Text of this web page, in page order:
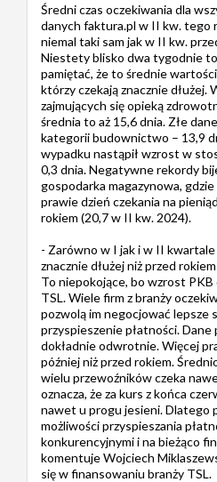
Średni czas oczekiwania dla
danych faktura.pl w II kw. tego
niemal taki sam jak w II kw.
Niestety blisko dwa tygodnie
pamiętać, że to średnie
którzy czekają znacznie dłużej.
zajmujących się opieką
średnia to aż 15,6 dnia. Złe
kategorii budownictwo – 13,9
wypadku nastąpił wzrost w
0,3 dnia. Negatywne rekordy
gospodarka magazynowa,
prawie dzień czekania na
rokiem (20,7 w II kw. 2024).
- Zarówno w I jak i w II
znacznie dłużej niż przed
To niepokojące, bo wzrost PKB
TSL. Wiele firm z branży
pozwolą im negocjować lepsze
przyspieszenie płatności. Dane
dokładnie odwrotnie. Więcej
później niż przed rokiem.
wielu przewoźników czeka
oznacza, że za kurs z końca
nawet u progu jesieni. Dlatego
możliwości przyspieszania
konkurencyjnymi i na bieżąco
komentuje Wojciech
się w finansowaniu branży TSL.